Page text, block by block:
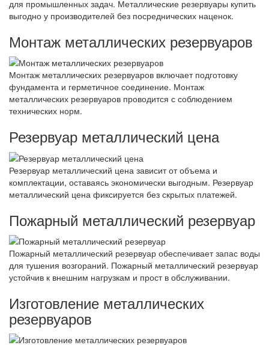
для промышленных задач. Металлические резервуары купить
выгодно у производителей без посреднических наценок.
Монтаж металлических резервуаров
Монтаж металлических резервуаров включает подготовку
фундамента и герметичное соединение. Монтаж
металлических резервуаров проводится с соблюдением
технических норм.
Резервуар металлический цена
Резервуар металлический цена зависит от объема и
комплектации, оставаясь экономически выгодным. Резервуар
металлический цена фиксируется без скрытых платежей.
Пожарный металлический резервуар
Пожарный металлический резервуар обеспечивает запас воды
для тушения возгораний. Пожарный металлический резервуар
устойчив к внешним нагрузкам и прост в обслуживании.
Изготовление металлических
резервуаров